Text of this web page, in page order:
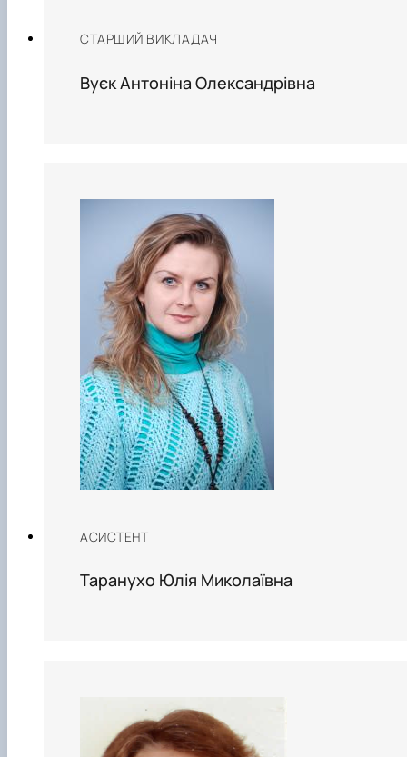
СТАРШИЙ ВИКЛАДАЧ
Вуєк Антоніна Олександрівна
АСИСТЕНТ
Таранухо Юлія Миколаївна